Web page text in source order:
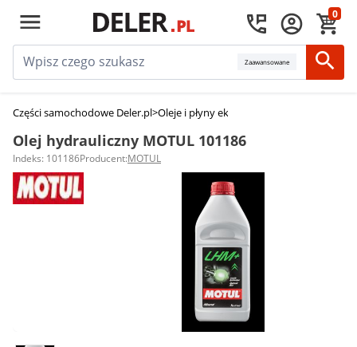
0
Zaawansowane
Części samochodowe Deler.pl>Oleje i płyny eksploatacyjne
Olej hydrauliczny MOTUL 101186
Indeks: 101186Producent:MOTUL